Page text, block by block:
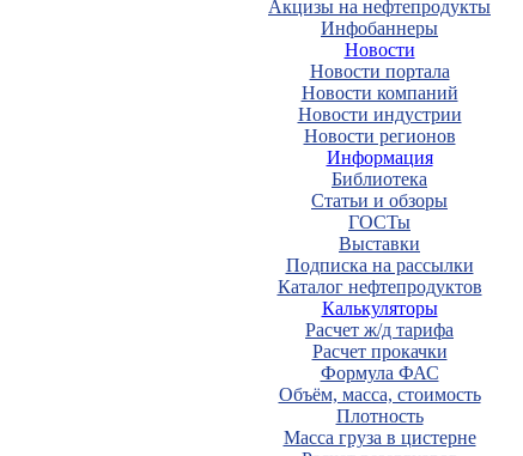
Акцизы на нефтепродукты
Инфобаннеры
Новости
Новости портала
Новости компаний
Новости индустрии
Новости регионов
Информация
Библиотека
Статьи и обзоры
ГОСТы
Выставки
Подписка на рассылки
Каталог нефтепродуктов
Калькуляторы
Расчет ж/д тарифа
Расчет прокачки
Формула ФАС
Объём, масса, стоимость
Плотность
Масса груза в цистерне